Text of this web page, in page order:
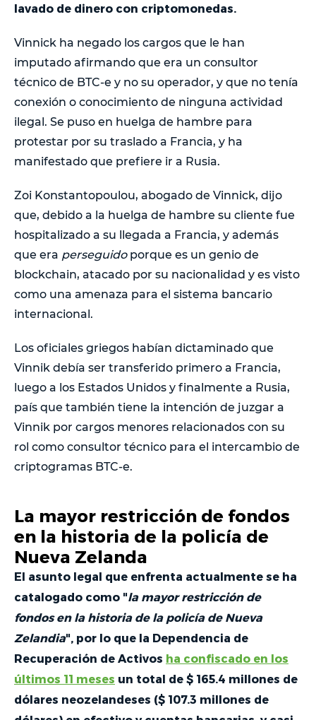
lavado de dinero con criptomonedas.
Vinnick ha negado los cargos que le han
imputado afirmando que era un consultor
técnico de BTC-e y no su operador, y que no tenía
conexión o conocimiento de ninguna actividad
ilegal. Se puso en huelga de hambre para
protestar por su traslado a Francia, y ha
manifestado que prefiere ir a Rusia.
Zoi Konstantopoulou, abogado de Vinnick, dijo
que, debido a la huelga de hambre su cliente fue
hospitalizado a su llegada a Francia, y además
que era perseguidoporque es un genio de
blockchain, atacado por su nacionalidad y es visto
como una amenaza para el sistema bancario
internacional.
Los oficiales griegos habían dictaminado que
Vinnik debía ser transferido primero a Francia,
luego a los Estados Unidos y finalmente a Rusia,
país que también tiene la intención de juzgar a
Vinnik por cargos menores relacionados con su
rol como consultor técnico para el intercambio de
criptogramas BTC-e.
La mayor restricción de fondos
en la historia de la policía de
Nueva Zelanda
El asunto legal que enfrenta actualmente se ha
catalogado como "la mayor restricción de
fondos en la historia de la policía de Nueva
Zelandia", por lo que la Dependencia de
Recuperación de Activos ha confiscado en los
últimos 11 meses un total de $ 165.4 millones de
dólares neozelandeses ($ 107.3 millones de